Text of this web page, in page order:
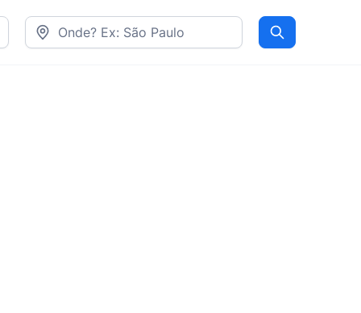
Procurar